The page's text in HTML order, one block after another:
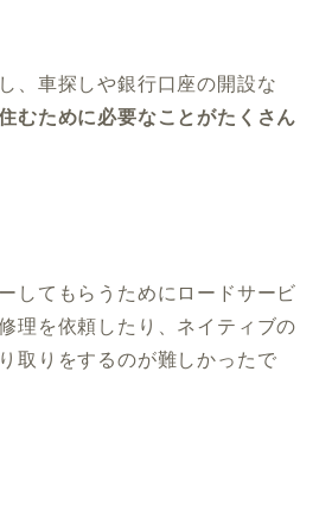
、車探しや銀行口座の開設な
むために必要なことがたくさん
してもらうためにロードサービ
理を依頼したり、ネイティブの
取りをするのが難しかったで